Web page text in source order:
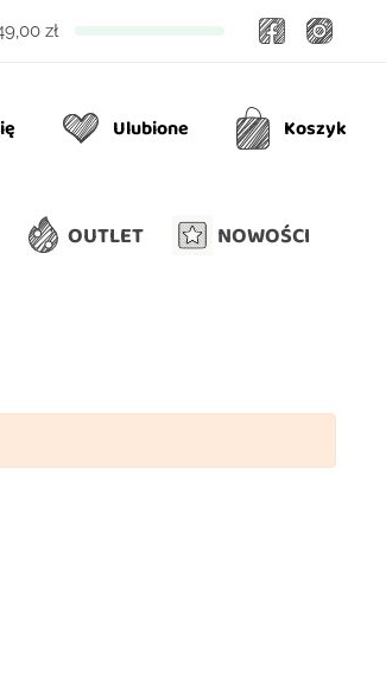
zł Facebook
UlubioneUlubione KoszykKoszyk
OUTLET NOWOŚCI